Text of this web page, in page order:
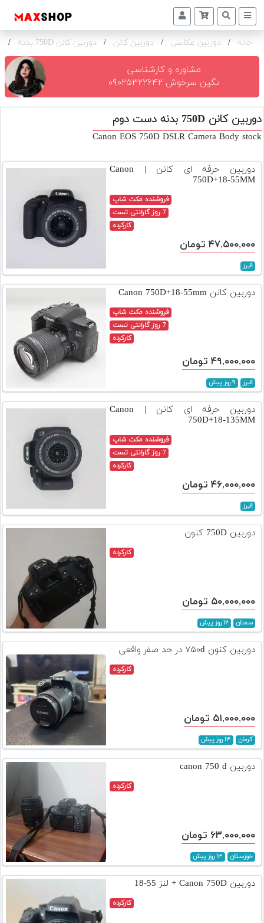
دوربین
و
تجهیزات
و
اکسسوری
دوم
دوربین
و
تجهیزات
مکث
دست
دوم
لیست
قیمت
دوربین
خانه / دوربین عکاسی / دوربین کانن / دوربین کانن 750D بدنه /
مشاوره و کارشناسی
نگین سرخوش ۰۹۰۲۵۳۲۲۶۴۲
دوربین کانن 750D بدنه دست دوم
Canon EOS 750D DSLR Camera Body stock
دوربین حرفه ای کانن | Canon
750D+18-55MM
فروشنده مکث شاپ
7 روز گارانتی تست
کارکرده
۴۷,۵۰۰,۰۰۰ تومان
البرز
دوربین کانن Canon 750D+18-55mm
فروشنده مکث شاپ
7 روز گارانتی تست
کارکرده
۴۹,۰۰۰,۰۰۰ تومان
البرز ۹ روز پیش
دوربین حرفه ای کانن | Canon
750D+18-135MM
فروشنده مکث شاپ
7 روز گارانتی تست
کارکرده
۴۶,۰۰۰,۰۰۰ تومان
البرز
دوربین 750D کنون
کارکرده
۵۰,۰۰۰,۰۰۰ تومان
سمنان ۱۲ روز پیش
دوربین کنون ۷۵۰d در حد صفر واقعی
کارکرده
۵۱,۰۰۰,۰۰۰ تومان
کرمان ۱۳ روز پیش
دوربین canon 750 d
کارکرده
۶۳,۰۰۰,۰۰۰ تومان
خوزستان ۱۳ روز پیش
دوربین Canon 750D + لنز 55-18
کارکرده